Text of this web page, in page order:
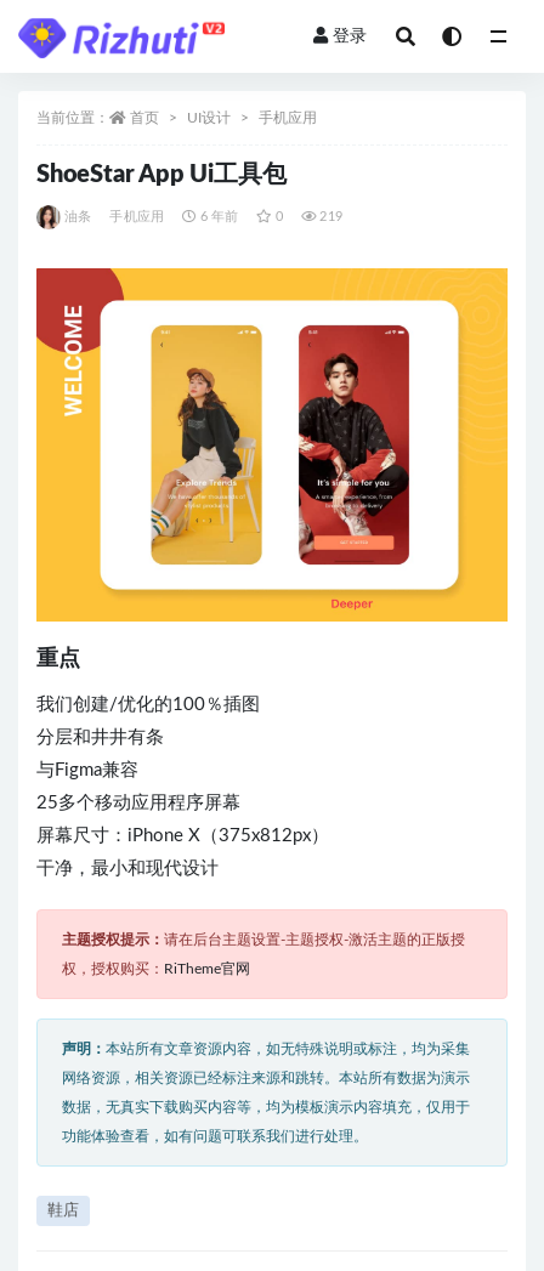
登录
当前位置： 首页 UI设计 手机应用
ShoeStar App Ui工具包
油条 手机应用 6 年前 0 219
重点
我们创建/优化的100％插图
分层和井井有条
与Figma兼容
25多个移动应用程序屏幕
屏幕尺寸：iPhone X（375x812px）
干净，最小和现代设计
主题授权提示： 请在后台主题设置-主题授权-激活主题的正版授
权，授权购买： RiTheme官网
声明： 本站所有文章资源内容，如无特殊说明或标注，均为采集
网络资源，相关资源已经标注来源和跳转。本站所有数据为演示
数据，无真实下载购买内容等，均为模板演示内容填充，仅用于
功能体验查看，如有问题可联系我们进行处理。
鞋店